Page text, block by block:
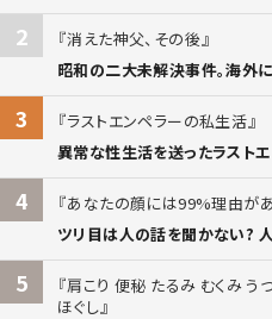
2
消えた神父、その後
昭和の二大未解決事件。海外に
3
ラストエンペラーの私生活
異常な性生活を送ったラスト
4
あなたの顔には99%理由が
ツリ目は人の話を聞かない?
5
肩こり 便秘 たるみ むくみ う
ほぐし